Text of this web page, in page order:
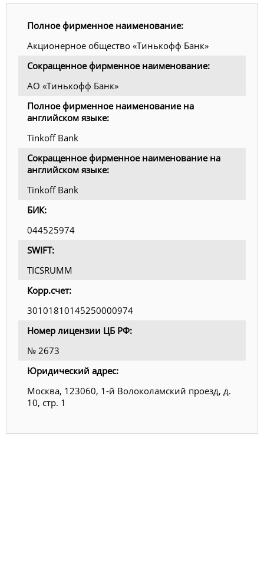
Полное фирменное наименование:
Акционерное общество «Тинькофф Банк»
Сокращенное фирменное наименование:
АО «Тинькофф Банк»
Полное фирменное наименование на
английском языке:
Tinkoff Bank
Сокращенное фирменное наименование на
английском языке:
Tinkoff Bank
БИК:
044525974
SWIFT:
TICSRUMM
Корр.счет:
30101810145250000974
Номер лицензии ЦБ РФ:
№ 2673
Юридический адрес:
Москва, 123060, 1-й Волоколамский проезд, д.
10, стр. 1